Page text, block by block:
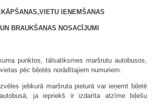
IEŅEMŠANAS
UN BRAUKŠANAS NOSACĪJUMI
punktos, tālsatiksmes maršrutu autobusos,
pēc biļetēs norādītajiem numuriem.
jebkurā maršruta pieturā var ieņemt biļetē
ja iepriekš ir izdarīta atzīme biļešu